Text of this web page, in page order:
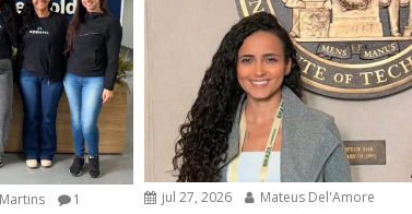
1 jul 27, 2026
Mateus Del'Amore